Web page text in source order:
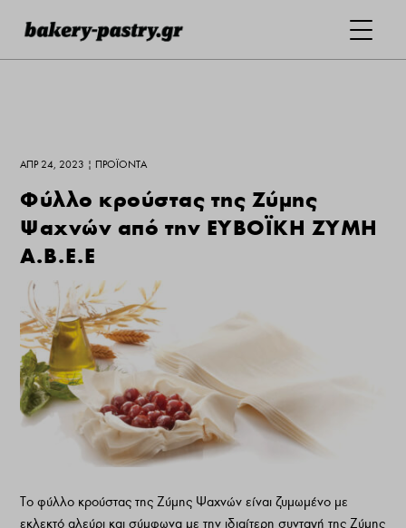
ΑΠΡ 24, 2023 |ΠΡΟΪΌΝΤΑ
Φύλλο κρούστας της Ζύμης
Ψαχνών από την ΕΥΒΟΪΚΗ ΖΥΜΗ
Α.Β.Ε.Ε
Το φύλλο κρούστας της Ζύμης Ψαχνών είναι ζυμωμένο με
εκλεκτό αλεύρι και σύμφωνα με την ιδιαίτερη συνταγή της Ζύμης